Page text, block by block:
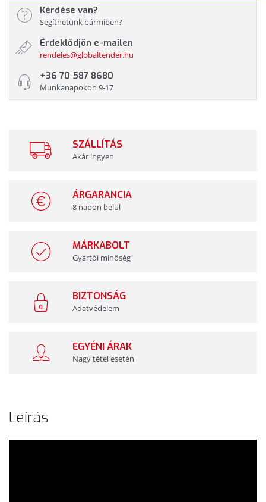
Kérdése van?
Segíthetünk bármiben?
Érdeklődjön e-mailen
rendeles@globaltender.hu
+36 70 587 8680
Munkanapokon 9-17
SZÁLLÍTÁS
Akár ingyen
ÁRGARANCIA
8 napon belül
MÁRKABOLT
Gyártói minőség
BIZTONSÁG
Adatvédelem
EGYÉNI ÁRAK
Nagy tétel esetén
Leírás